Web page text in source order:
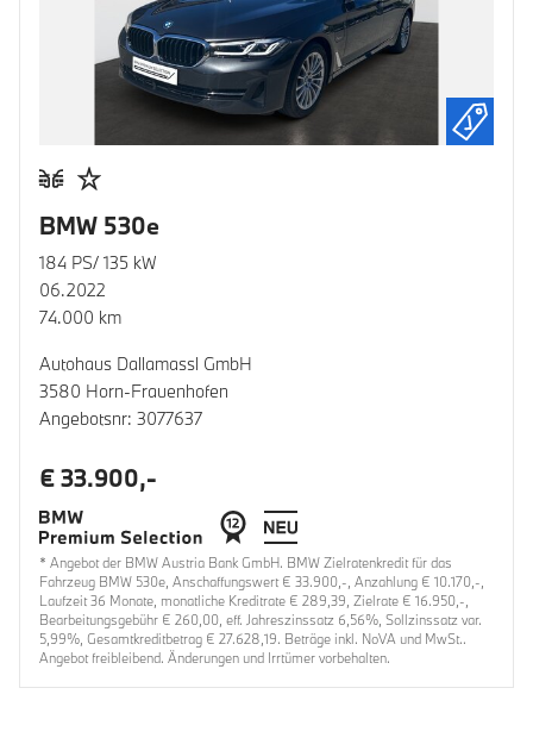
BMW 530e
184 PS/ 135 kW
06.2022
74.000 km
Autohaus Dallamassl GmbH
3580 Horn-Frauenhofen
Angebotsnr: 3077637
€ 33.900,-
* Angebot der BMW Austria Bank GmbH. BMW Zielratenkredit für das
Fahrzeug BMW 530e, Anschaffungswert € 33.900,-, Anzahlung € 10.170,-,
Laufzeit 36 Monate, monatliche Kreditrate € 289,39, Zielrate € 16.950,-,
Bearbeitungsgebühr € 260,00, eff. Jahreszinssatz 6,56%, Sollzinssatz var.
5,99%, Gesamtkreditbetrag € 27.628,19. Beträge inkl. NoVA und MwSt..
Angebot freibleibend. Änderungen und Irrtümer vorbehalten.